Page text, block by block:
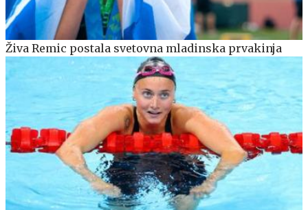
Živa Remic postala svetovna mladinska prvakinja